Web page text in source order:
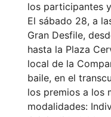
los participantes
El sábado 28, a
Gran Desfile,
hasta la Plaza
local de la
baile, en el
los premios a los
modalidades: